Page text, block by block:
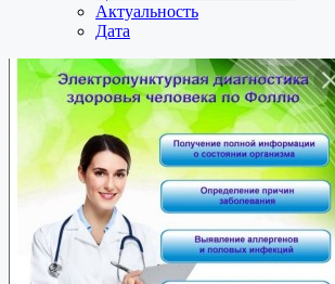
Актуальность
Дата